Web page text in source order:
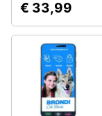
€ 33,99